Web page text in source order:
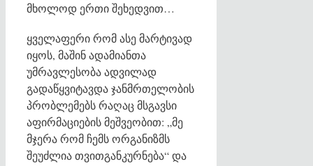
მხოლოდ ერთი შეხედვით…
ყველაფერი რომ ასე მარტივად
იყოს, მაშინ ადამიანთა
უმრავლესობა ადვილად
გადაწყვიტავდა ჯანმრთელობის
პრობლემებს რაღაც მსგავსი
აფირმაციების მეშვეობით: „მე
მჯერა რომ ჩემს ორგანიზმს
შეუძლია თვითგანკურნება“ და